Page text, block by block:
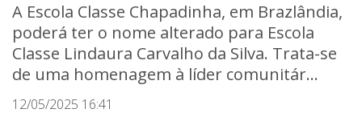
A Escola Classe Chapadinha, em Brazlândia,
poderá ter o nome alterado para Escola
Classe Lindaura Carvalho da Silva. Trata-se
de uma homenagem à líder comunitár...
12/05/2025 16:41